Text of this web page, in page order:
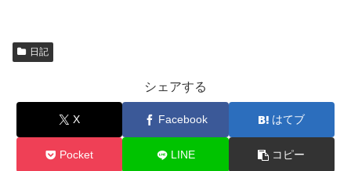
日記
シェアする
X Facebook はてブ
Pocket LINE コピー